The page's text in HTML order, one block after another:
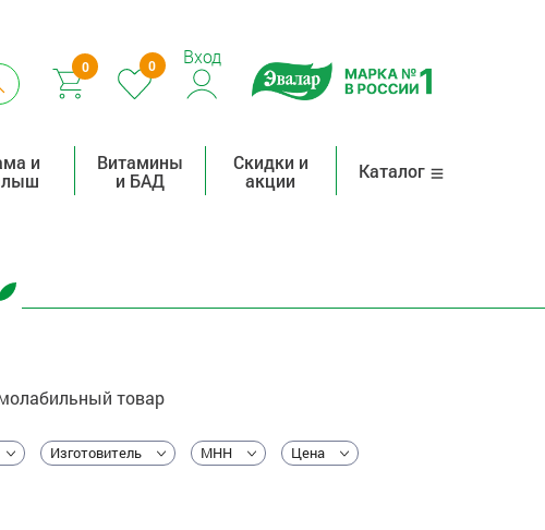
0 0 Вход
и
Витамины
и БАД
Скидки и
акции
Каталог
товар
Изготовитель МНН Цена